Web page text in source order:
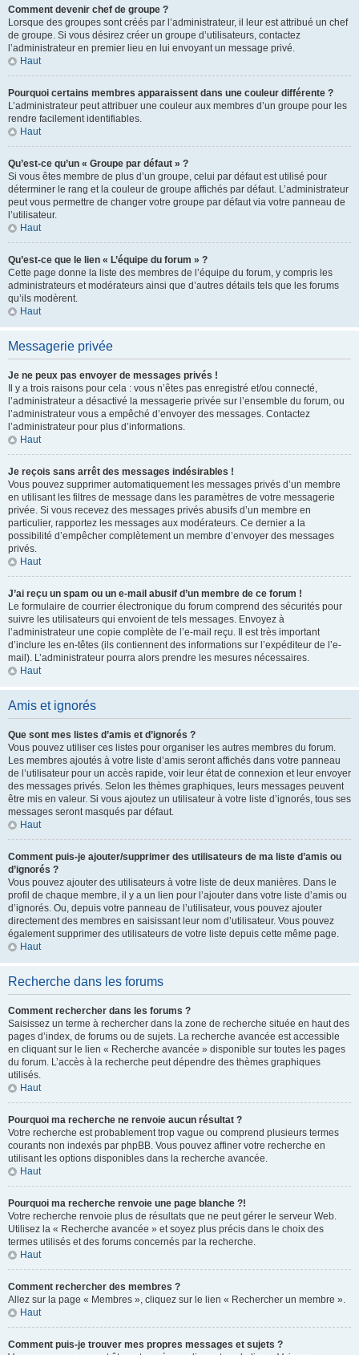
Comment devenir chef de groupe ?
Lorsque des groupes sont créés par l’administrateur, il leur est attribué un chef
de groupe. Si vous désirez créer un groupe d’utilisateurs, contactez
l’administrateur en premier lieu en lui envoyant un message privé.
Haut
Pourquoi certains membres apparaissent dans une couleur différente ?
L’administrateur peut attribuer une couleur aux membres d’un groupe pour les
rendre facilement identifiables.
Haut
Qu’est-ce qu’un « Groupe par défaut » ?
Si vous êtes membre de plus d’un groupe, celui par défaut est utilisé pour
déterminer le rang et la couleur de groupe affichés par défaut. L’administrateur
peut vous permettre de changer votre groupe par défaut via votre panneau de
l’utilisateur.
Haut
Qu’est-ce que le lien « L’équipe du forum » ?
Cette page donne la liste des membres de l’équipe du forum, y compris les
administrateurs et modérateurs ainsi que d’autres détails tels que les forums
qu’ils modèrent.
Haut
Messagerie privée
Je ne peux pas envoyer de messages privés !
Il y a trois raisons pour cela : vous n’êtes pas enregistré et/ou connecté,
l’administrateur a désactivé la messagerie privée sur l’ensemble du forum, ou
l’administrateur vous a empêché d’envoyer des messages. Contactez
l’administrateur pour plus d’informations.
Haut
Je reçois sans arrêt des messages indésirables !
Vous pouvez supprimer automatiquement les messages privés d’un membre
en utilisant les filtres de message dans les paramètres de votre messagerie
privée. Si vous recevez des messages privés abusifs d’un membre en
particulier, rapportez les messages aux modérateurs. Ce dernier a la
possibilité d’empêcher complètement un membre d’envoyer des messages
privés.
Haut
J’ai reçu un spam ou un e-mail abusif d’un membre de ce forum !
Le formulaire de courrier électronique du forum comprend des sécurités pour
suivre les utilisateurs qui envoient de tels messages. Envoyez à
l’administrateur une copie complète de l’e-mail reçu. Il est très important
d’inclure les en-têtes (ils contiennent des informations sur l’expéditeur de l’e-
mail). L’administrateur pourra alors prendre les mesures nécessaires.
Haut
Amis et ignorés
Que sont mes listes d’amis et d’ignorés ?
Vous pouvez utiliser ces listes pour organiser les autres membres du forum.
Les membres ajoutés à votre liste d’amis seront affichés dans votre panneau
de l’utilisateur pour un accès rapide, voir leur état de connexion et leur envoyer
des messages privés. Selon les thèmes graphiques, leurs messages peuvent
être mis en valeur. Si vous ajoutez un utilisateur à votre liste d’ignorés, tous ses
messages seront masqués par défaut.
Haut
Comment puis-je ajouter/supprimer des utilisateurs de ma liste d’amis ou
d’ignorés ?
Vous pouvez ajouter des utilisateurs à votre liste de deux manières. Dans le
profil de chaque membre, il y a un lien pour l’ajouter dans votre liste d’amis ou
d’ignorés. Ou, depuis votre panneau de l’utilisateur, vous pouvez ajouter
directement des membres en saisissant leur nom d’utilisateur. Vous pouvez
également supprimer des utilisateurs de votre liste depuis cette même page.
Haut
Recherche dans les forums
Comment rechercher dans les forums ?
Saisissez un terme à rechercher dans la zone de recherche située en haut des
pages d’index, de forums ou de sujets. La recherche avancée est accessible
en cliquant sur le lien « Recherche avancée » disponible sur toutes les pages
du forum. L’accès à la recherche peut dépendre des thèmes graphiques
utilisés.
Haut
Pourquoi ma recherche ne renvoie aucun résultat ?
Votre recherche est probablement trop vague ou comprend plusieurs termes
courants non indexés par phpBB. Vous pouvez affiner votre recherche en
utilisant les options disponibles dans la recherche avancée.
Haut
Pourquoi ma recherche renvoie une page blanche ?!
Votre recherche renvoie plus de résultats que ne peut gérer le serveur Web.
Utilisez la « Recherche avancée » et soyez plus précis dans le choix des
termes utilisés et des forums concernés par la recherche.
Haut
Comment rechercher des membres ?
Allez sur la page « Membres », cliquez sur le lien « Rechercher un membre ».
Haut
Comment puis-je trouver mes propres messages et sujets ?